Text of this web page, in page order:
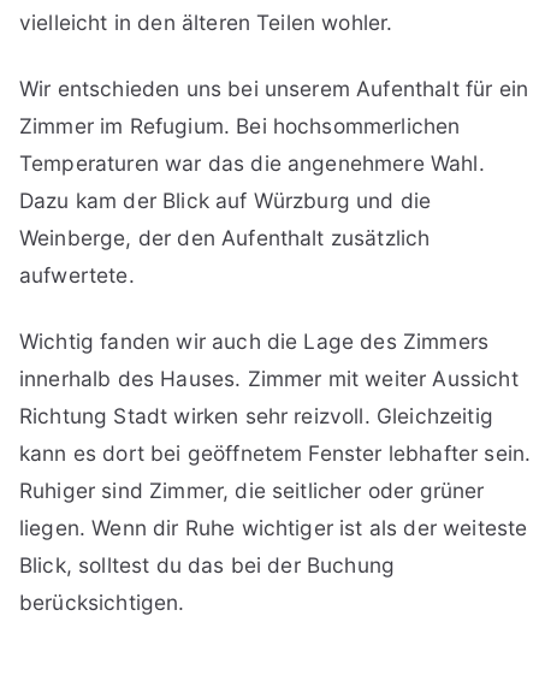
vielleicht in den älteren Teilen wohler.
Wir entschieden uns bei unserem Aufenthalt für ein
Zimmer im Refugium. Bei hochsommerlichen
Temperaturen war das die angenehmere Wahl.
Dazu kam der Blick auf Würzburg und die
Weinberge, der den Aufenthalt zusätzlich
aufwertete.
Wichtig fanden wir auch die Lage des Zimmers
innerhalb des Hauses. Zimmer mit weiter Aussicht
Richtung Stadt wirken sehr reizvoll. Gleichzeitig
kann es dort bei geöffnetem Fenster lebhafter sein.
Ruhiger sind Zimmer, die seitlicher oder grüner
liegen. Wenn dir Ruhe wichtiger ist als der weiteste
Blick, solltest du das bei der Buchung
berücksichtigen.